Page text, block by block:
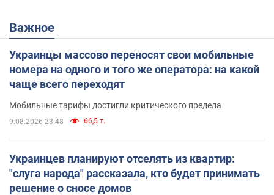
Важное
Украинцы массово переносят свои мобильные
номера на одного и того же оператора: на какой
чаще всего переходят
Мобильные тарифы достигли критического предела
9.08.2026 23:48 66,5 т.
Украинцев планируют отселять из квартир:
"слуга народа" рассказала, кто будет принимать
решение о сносе домов